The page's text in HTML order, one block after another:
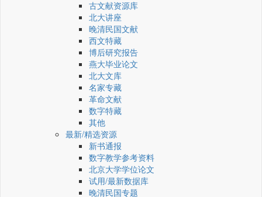
古文献资源库
北大讲座
晚清民国文献
西文特藏
博后研究报告
燕大毕业论文
北大文库
名家专藏
革命文献
数字特藏
其他
最新/精选资源
新书通报
数字教学参考资料
北京大学学位论文
试用/最新数据库
晚清民国专题